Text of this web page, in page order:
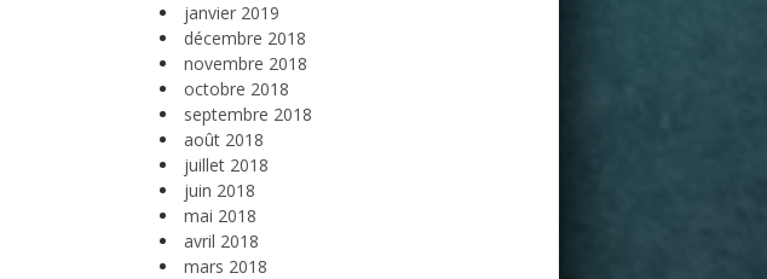
janvier 2019
décembre 2018
novembre 2018
octobre 2018
septembre 2018
août 2018
juillet 2018
juin 2018
mai 2018
avril 2018
mars 2018